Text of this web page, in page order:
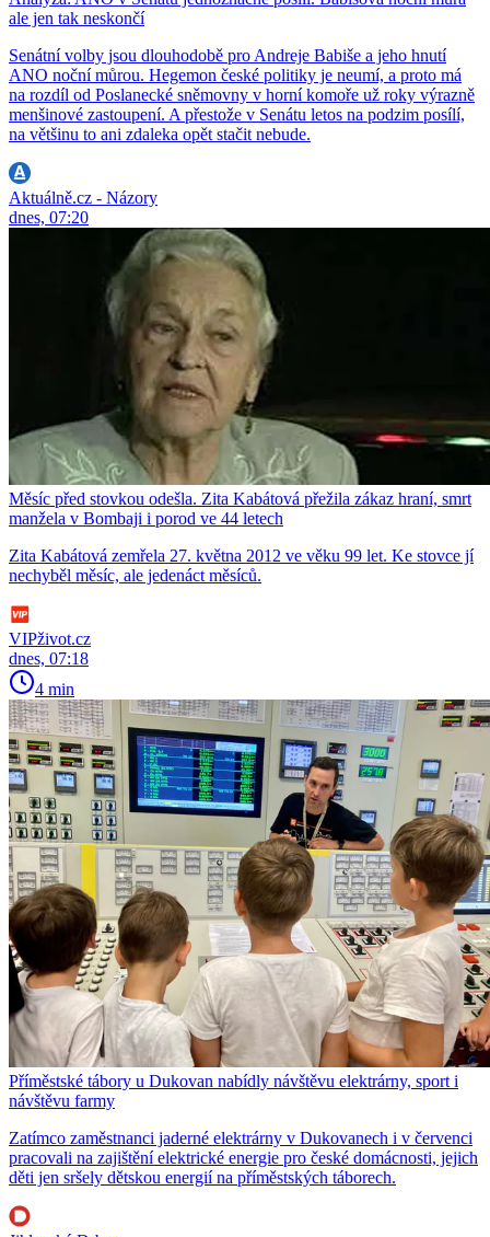
ale jen tak neskončí
Senátní volby jsou dlouhodobě pro Andreje Babiše a jeho hnutí
ANO noční můrou. Hegemon české politiky je neumí, a proto má
na rozdíl od Poslanecké sněmovny v horní komoře už roky výrazně
menšinové zastoupení. A přestože v Senátu letos na podzim posílí,
na většinu to ani zdaleka opět stačit nebude.
Aktuálně.cz - Názory
dnes, 07:20
Měsíc před stovkou odešla. Zita Kabátová přežila zákaz hraní, smrt
manžela v Bombaji i porod ve 44 letech
Zita Kabátová zemřela 27. května 2012 ve věku 99 let. Ke stovce jí
nechyběl měsíc, ale jedenáct měsíců.
VIPživot.cz
dnes, 07:18
4 min
Příměstské tábory u Dukovan nabídly návštěvu elektrárny, sport i
návštěvu farmy
Zatímco zaměstnanci jaderné elektrárny v Dukovanech i v červenci
pracovali na zajištění elektrické energie pro české domácnosti, jejich
děti jen sršely dětskou energií na příměstských táborech.